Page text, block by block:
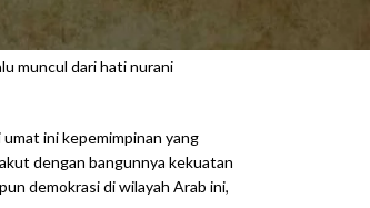
Apalagi mendengar kata
yang membuat kejahatan
muncul dari hati nurani
ini kepemimpinan yang
dengan bangunnya kekuatan
demokrasi di wilayah Arab ini,